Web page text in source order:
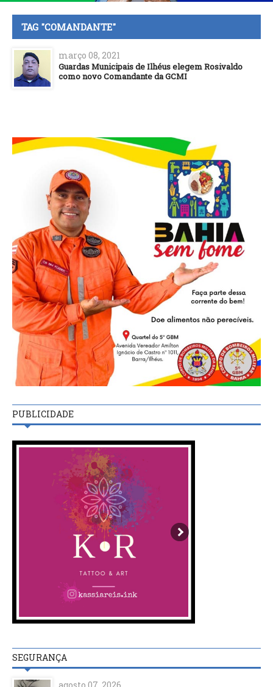
TAG "COMANDANTE"
março 08, 2021
Guardas Municipais de Ilhéus elegem Rosivaldo
como novo Comandante da GCMI
PUBLICIDADE
SEGURANÇA